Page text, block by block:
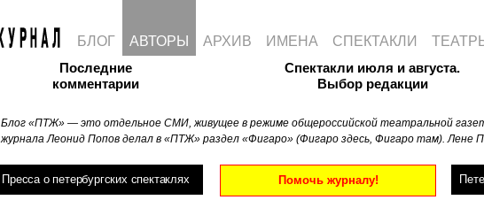
Последние
комментарии
Блог «ПТЖ» — это отдельное СМИ, живущее в режиме общероссийской театральной
журнала Леонид Попов делал в «ПТЖ» раздел «Фигаро» (Фигаро здесь, Фигаро там). Лене
Спектакли июля и августа.
Выбор редакции
Пресса о петербургских спектаклях Помочь журналу!
БЛОГ АВТОРЫ АРХИВ ИМЕНА СПЕКТАКЛИ